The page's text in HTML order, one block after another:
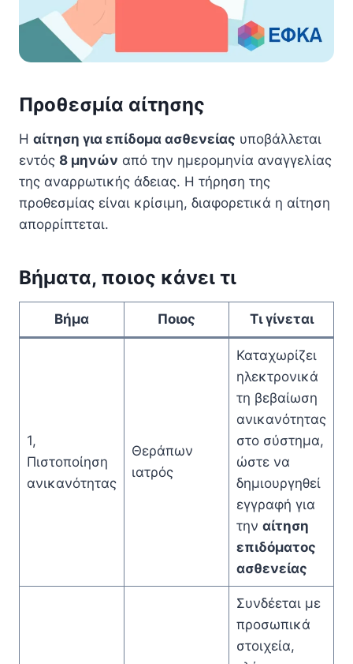
Προθεσμία αίτησης
Η αίτηση για επίδομα ασθενείας υποβάλλεται
εντός 8 μηνών από την ημερομηνία αναγγελίας
της αναρρωτικής άδειας. Η τήρηση της
προθεσμίας είναι κρίσιμη, διαφορετικά η αίτηση
απορρίπτεται.
Βήματα, ποιος κάνει τι
Βήμα Ποιος Τι γίνεται
1,
Πιστοποίηση
ανικανότητας
Θεράπων
ιατρός
Καταχωρίζει
ηλεκτρονικά
τη βεβαίωση
ανικανότητας
στο σύστημα,
ώστε να
δημιουργηθεί
εγγραφή για
την αίτηση
επιδόματος
ασθενείας
Συνδέεται με
προσωπικά
στοιχεία,